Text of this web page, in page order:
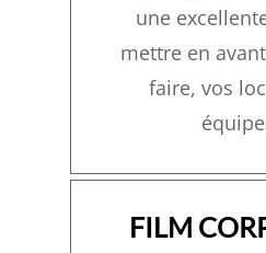
une
mettre en
faire, vos
FILM